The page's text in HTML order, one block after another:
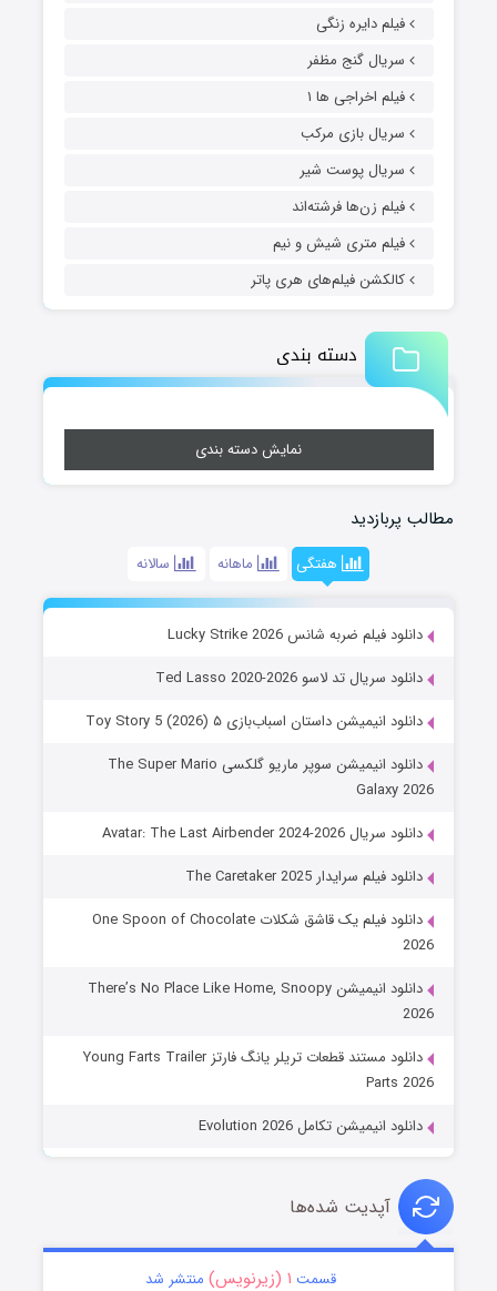
فیلم دایره زنگی
سریال گنج مظفر
فیلم اخراجی ها ۱
سریال بازی مرکب
سریال پوست شیر
فیلم زن‌ها فرشته‌اند
فیلم متری شیش و نیم
کالکشن فیلم‌های هری پاتر
دسته بندی
نمایش دسته بندی
مطالب پربازدید
هفتگی ماهانه سالانه
دانلود فیلم ضربه شانس Lucky Strike 2026
دانلود سریال تد لاسو Ted Lasso 2020-2026
دانلود انیمیشن داستان اسباب‌بازی ۵ Toy Story 5 (2026)
دانلود انیمیشن سوپر ماریو گلکسی The Super Mario
Galaxy 2026
دانلود سریال Avatar: The Last Airbender 2024-2026
دانلود فیلم سرایدار The Caretaker 2025
دانلود فیلم یک قاشق شکلات One Spoon of Chocolate
2026
دانلود انیمیشن There’s No Place Like Home, Snoopy
2026
دانلود مستند قطعات تریلر یانگ فارتز Young Farts Trailer
Parts 2026
دانلود انیمیشن تکامل Evolution 2026
آپدیت شده‌ها
قسمت ۱ (زیرنویس) منتشر شد